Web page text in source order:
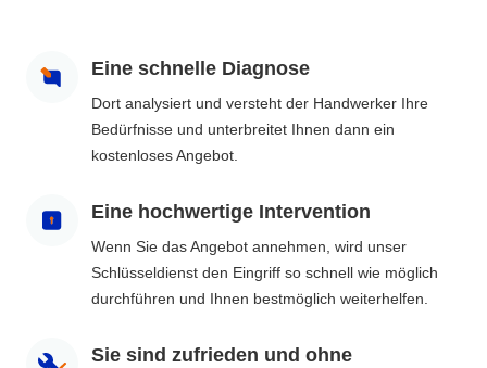
Eine schnelle Diagnose
Dort analysiert und versteht der Handwerker Ihre
Bedürfnisse und unterbreitet Ihnen dann ein
kostenloses Angebot.
Eine hochwertige Intervention
Wenn Sie das Angebot annehmen, wird unser
Schlüsseldienst den Eingriff so schnell wie möglich
durchführen und Ihnen bestmöglich weiterhelfen.
Sie sind zufrieden und ohne